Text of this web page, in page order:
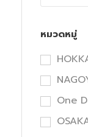
หมวดหมู่
One